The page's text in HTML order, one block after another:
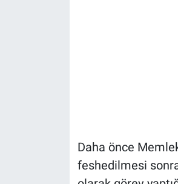
Daha önce
feshedilmesi